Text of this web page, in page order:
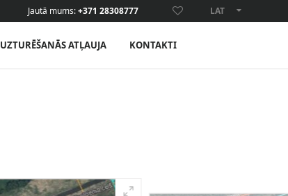
Jautā mums:+371 28308777 LAT
ENG
UZTURĒŠANĀS ATĻAUJA KONTAKTI